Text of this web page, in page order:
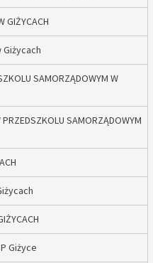
GIŻYCACH
SAMORZĄDOWYM W
SAMORZĄDOWYM
Giżyce